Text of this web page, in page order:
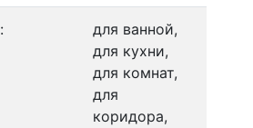
:
для ванной,
для кухни,
для комнат,
для
коридора,